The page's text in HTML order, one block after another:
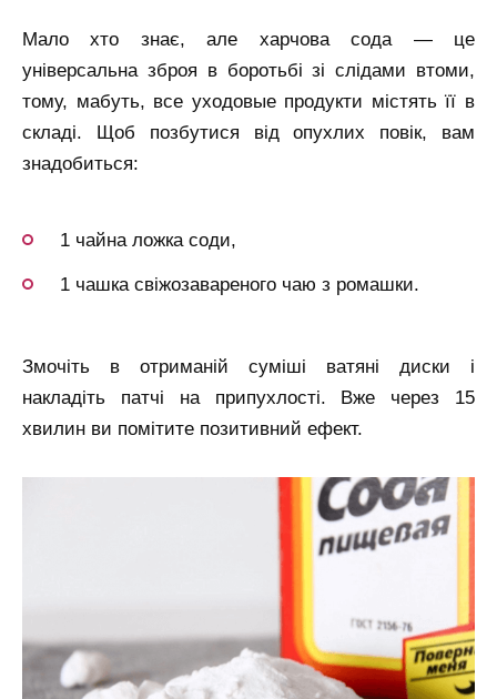
Мало хто знає, але харчова сода — це
універсальна зброя в боротьбі зі слідами втоми,
тому, мабуть, все уходовые продукти містять її в
складі. Щоб позбутися від опухлих повік, вам
знадобиться:
1 чайна ложка соди,
1 чашка свіжозавареного чаю з ромашки.
Змочіть в отриманій суміші ватяні диски і
накладіть патчі на припухлості. Вже через 15
хвилин ви помітите позитивний ефект.